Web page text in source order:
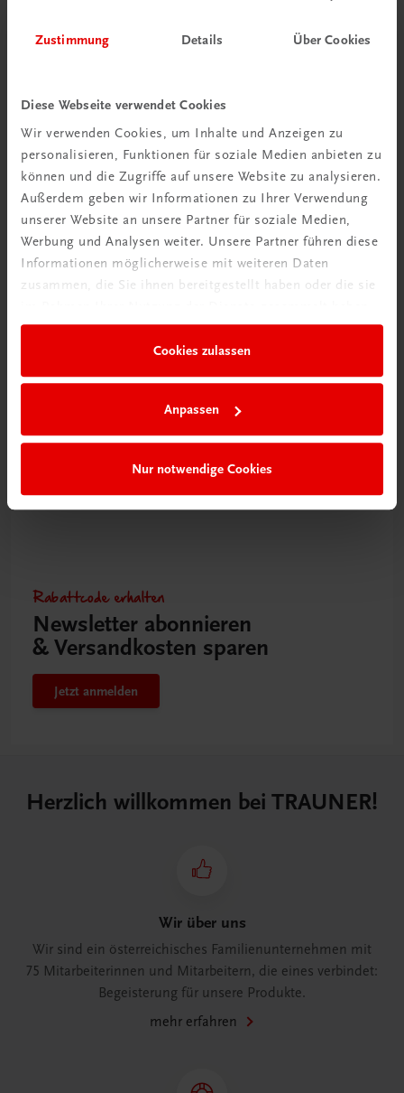
Zustimmung Details Über Cookies
Diese Webseite verwendet Cookies
Wir verwenden Cookies, um Inhalte und Anzeigen zu
personalisieren, Funktionen für soziale Medien anbieten zu
können und die Zugriffe auf unsere Website zu analysieren.
Außerdem geben wir Informationen zu Ihrer Verwendung
unserer Website an unsere Partner für soziale Medien,
Werbung und Analysen weiter. Unsere Partner führen diese
Informationen möglicherweise mit weiteren Daten
zusammen, die Sie ihnen bereitgestellt haben oder die sie
Cookies zulassen
Anpassen
Nur notwendige Cookies
Asiatisch kochen
Thailändisch, japanisch, chinesisch, koreanisch
€ 40,00
Rabattcode erhalten
Newsletter abonnieren
& Versandkosten sparen
Jetzt anmelden
Herzlich willkommen bei TRAUNER!
Wir über uns
Wir sind ein österreichisches Familienunternehmen mit
75 Mitarbeiterinnen und Mitarbeitern, die eines verbindet:
Begeisterung für unsere Produkte.
mehr erfahren